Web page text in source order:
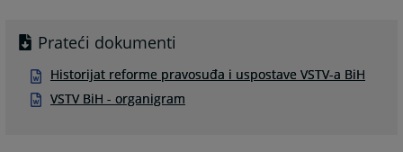
Prateći dokumenti
Historijat reforme pravosuđa i uspostave VSTV-a BiH
VSTV BiH - organigram